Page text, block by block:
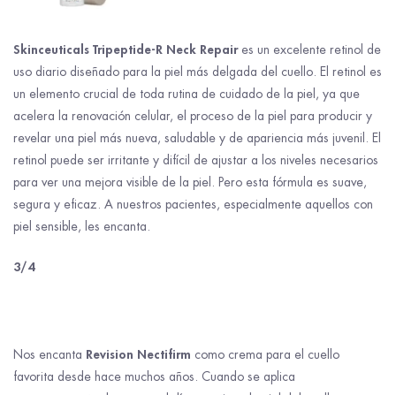
Skinceuticals Tripeptide-R Neck Repaires un excelente retinol de
uso diario diseñado para la piel más delgada del cuello. El retinol es
un elemento crucial de toda rutina de cuidado de la piel, ya que
acelera la renovación celular, el proceso de la piel para producir y
revelar una piel más nueva, saludable y de apariencia más juvenil. El
retinol puede ser irritante y difícil de ajustar a los niveles necesarios
para ver una mejora visible de la piel. Pero esta fórmula es suave,
segura y eficaz. A nuestros pacientes, especialmente aquellos con
piel sensible, les encanta.
3/4
Nos encanta Revision Nectifirm como crema para el cuello
favorita desde hace muchos años. Cuando se aplica